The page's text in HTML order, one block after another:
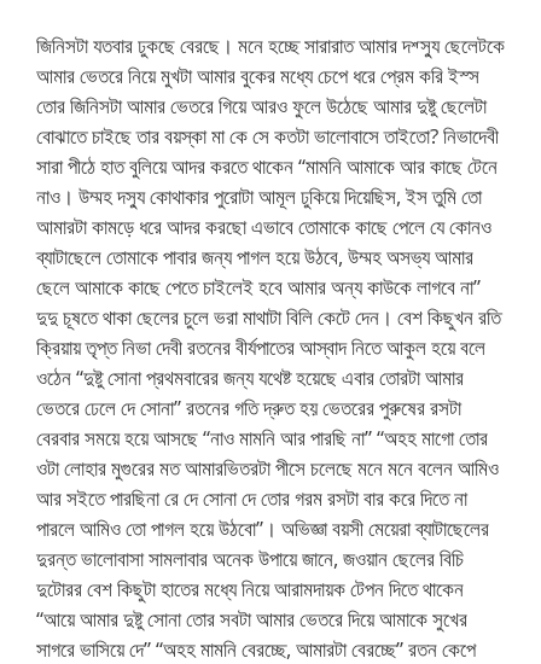
জিনিসটা যতবার ঢুকছে বেরছে। মনে হচ্ছে সারারাত আমার দশ্স্যু ছেলেটকে
আমার ভেতরে নিয়ে মুখটা আমার বুকের মধ্যে চেপে ধরে প্রেম করি ইস্স
তোর জিনিসটা আমার ভেতরে গিয়ে আরও ফুলে উঠেছে আমার দুষ্টু ছেলেটা
বোঝাতে চাইছে তার বয়স্কা মা কে সে কতটা ভালোবাসে তাইতো? নিভাদেবী
সারা পীঠে হাত বুলিয়ে আদর করতে থাকেন “মামনি আমাকে আর কাছে টেনে
নাও। উম্মহ দস্যু কোথাকার পুরোটা আমূল ঢুকিয়ে দিয়েছিস, ইস তুমি তো
আমারটা কামড়ে ধরে আদর করছো এভাবে তোমাকে কাছে পেলে যে কোনও
ব্যাটাছেলে তোমাকে পাবার জন্য পাগল হয়ে উঠবে, উম্মহ অসভ্য আমার
ছেলে আমাকে কাছে পেতে চাইলেই হবে আমার অন্য কাউকে লাগবে না”
দুদু চূষতে থাকা ছেলের চুলে ভরা মাথাটা বিলি কেটে দেন। বেশ কিছুখন রতি
ক্রিয়ায় তৃপ্ত নিভা দেবী রতনের বীর্যপাতের আস্বাদ নিতে আকুল হয়ে বলে
ওঠেন “দুষ্টু সোনা প্রথমবারের জন্য যথেষ্ট হয়েছে এবার তোরটা আমার
ভেতরে ঢেলে দে সোনা” রতনের গতি দ্রুত হয় ভেতরের পুরুষের রসটা
বেরবার সময়ে হয়ে আসছে “নাও মামনি আর পারছি না” “অহহ মাগো তোর
ওটা লোহার মুগুরের মত আমারভিতরটা পীসে চলেছে মনে মনে বলেন আমিও
আর সইতে পারছিনা রে দে সোনা দে তোর গরম রসটা বার করে দিতে না
পারলে আমিও তো পাগল হয়ে উঠবো”। অভিজ্ঞা বয়সী মেয়েরা ব্যাটাছেলের
দুরন্ত ভালোবাসা সামলাবার অনেক উপায়ে জানে, জওয়ান ছেলের বিচি
দুটোরর বেশ কিছুটা হাতের মধ্যে নিয়ে আরামদায়ক টেপন দিতে থাকেন
“আয়ে আমার দুষ্টু সোনা তোর সবটা আমার ভেতরে দিয়ে আমাকে সুখের
সাগরে ভাসিয়ে দে” “অহহ মামনি বেরচ্ছে, আমারটা বেরচ্ছে” রতন কেপে